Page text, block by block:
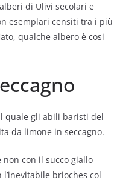
di Ulivi secolari e
esemplari censiti tra i più
qualche albero è cosi
quale gli abili baristi del
da limone in seccagno.
con il succo giallo
brioches col